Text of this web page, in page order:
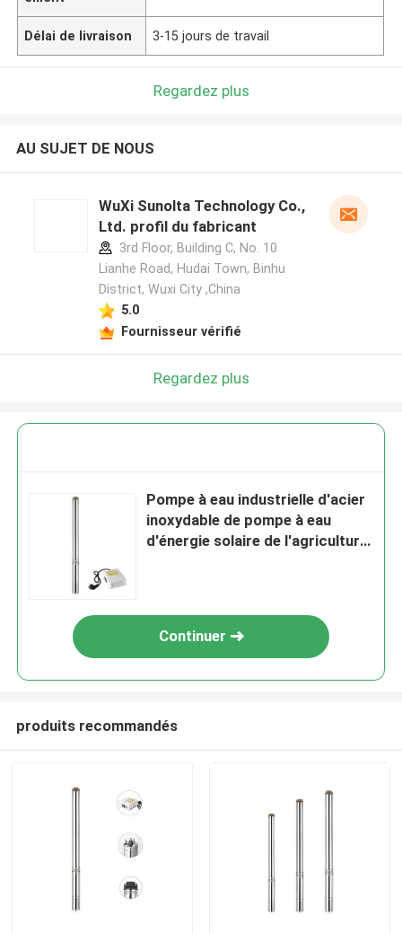
Délai de livraison 3-15 jours de travail
Regardez plus
AU SUJET DE NOUS
WuXi Sunolta Technology Co.,
Ltd. profil du fabricant
3rd Floor, Building C, No. 10
Lianhe Road, Hudai Town, Binhu
District, Wuxi City ,China
5.0
Fournisseur vérifié
Regardez plus
Pompe à eau industrielle d'acier
inoxydable de pompe à eau
d'énergie solaire de l'agriculture
Continuer
produits recommandés